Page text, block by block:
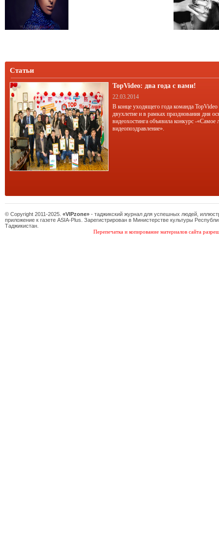
Статьи
TopVideo: два года с вами!
22.03.2014
В конце уходящего года команда TopVideo
двухлетие и в рамках празднования дня
видеохостинга объявила конкурс -«Самое
видеопоздравление».
© Copyright 2011-2025. «VIPzone» - таджикский журнал для успешных людей,
приложение к газете ASIA-Plus. Зарегистрирован в Министерстве культуры
Таджикистан.
Перепечатка и копирование материалов сайта